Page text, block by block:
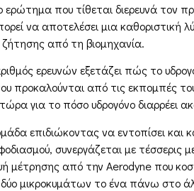
ερώτημα που τίθεται διερευνά τον
να αποτελέσει μια καθοριστική
ζήτησης από τη βιομηχανία.
ερευνών εξετάζει πώς το
προκαλούνται από τις εκπομπές
για το πόσο υδρογόνο διαρρέει
επιδιώκοντας να εντοπίσει
συνεργάζεται με
μέτρησης από την Aerodyne που
δύο μικροκυμάτων το ένα πάνω στο